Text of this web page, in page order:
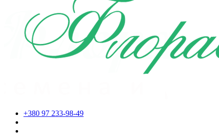
+380 97 233-98-49